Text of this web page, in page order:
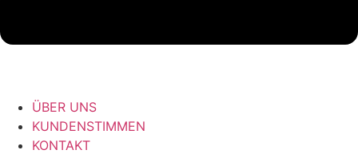
ÜBER UNS
KUNDENSTIMMEN
KONTAKT